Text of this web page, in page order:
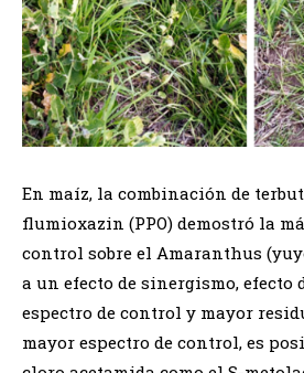
En maíz, la combinación de
flumioxazin (PPO) demostró la
control sobre el Amaranthus
a un efecto de sinergismo, efecto
espectro de control y mayor
mayor espectro de control, es